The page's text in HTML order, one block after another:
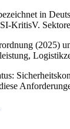
in
KritisV.
(2025)